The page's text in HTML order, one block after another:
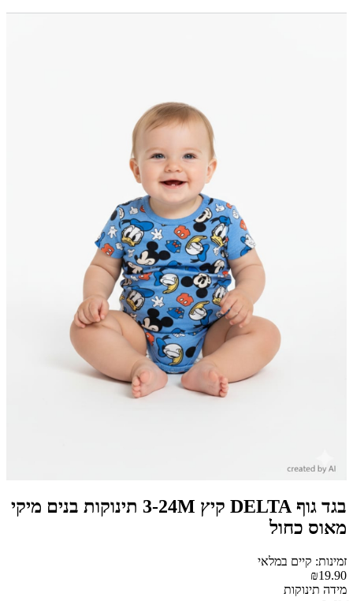
בגד גוף DELTA קיץ 3-24M תינוקות בנים מיקי
מאוס כחול
זמינות: קיים במלאי
₪19.90
מידה תינוקות